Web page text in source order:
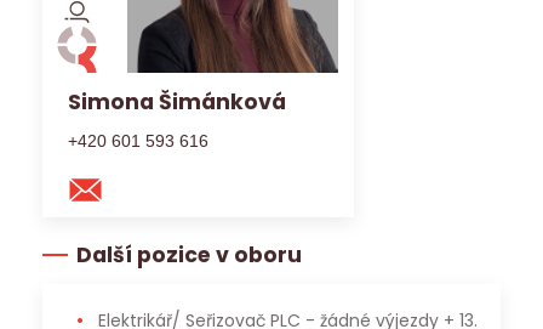
Simona Šimánková
+420 601 593 616
Další pozice v oboru